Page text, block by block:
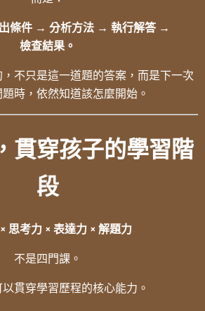
條件 → 分析方法 → 執行解答 →
檢查結果。
不只是這一道題的答案，而是下一次
時，依然知道該怎麼開始。
貫穿孩子的學習階
段
思考力 × 表達力 × 解題力
不是四門課。
貫穿學習歷程的核心能力。